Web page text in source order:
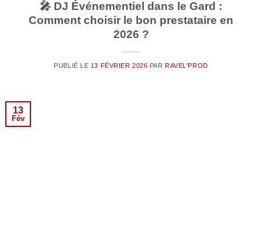
🎤 DJ Événementiel dans le Gard :
Comment choisir le bon prestataire en
2026 ?
PUBLIÉ LE 13 FÉVRIER 2026 PAR RAVEL'PROD
13
Fév